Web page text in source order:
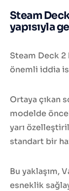
Steam
yapısıyla
Steam Deck
önemli iddia
Ortaya çıkan
modelde
yarı
standart bir
Bu yaklaşım,
esneklik